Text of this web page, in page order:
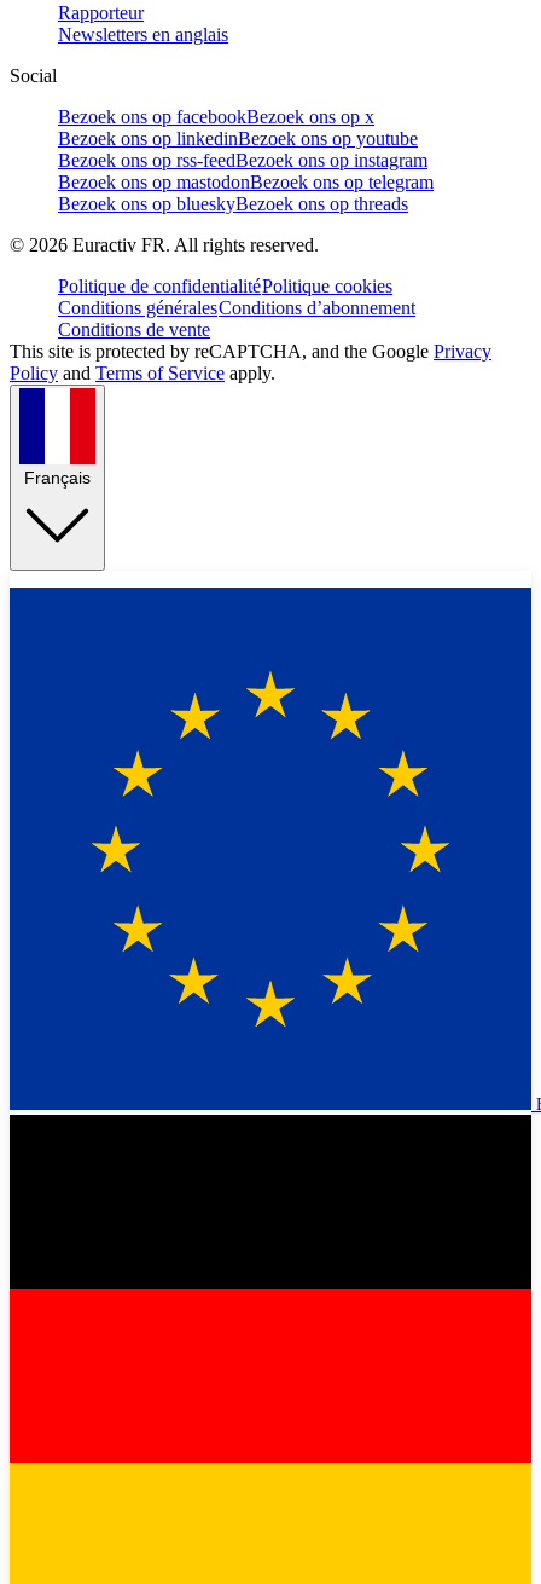
Rapporteur
Newsletters en anglais
Social
Bezoek ons op facebookBezoek ons op x
Bezoek ons op linkedinBezoek ons op youtube
Bezoek ons op rss-feedBezoek ons op instagram
Bezoek ons op mastodonBezoek ons op telegram
Bezoek ons op blueskyBezoek ons op threads
© 2026 Euractiv FR. All rights reserved.
Politique de confidentialitéPolitique cookies
Conditions généralesConditions d’abonnement
Conditions de vente
This site is protected by reCAPTCHA, and the Google Privacy
Policy and Terms of Service apply.
Français